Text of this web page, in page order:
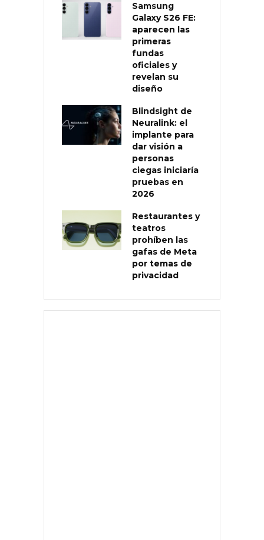
Samsung
Galaxy S26 FE:
aparecen las
primeras
fundas
oficiales y
revelan su
diseño
Blindsight de
Neuralink: el
implante para
dar visión a
personas
ciegas iniciaría
pruebas en
2026
Restaurantes y
teatros
prohíben las
gafas de Meta
por temas de
privacidad